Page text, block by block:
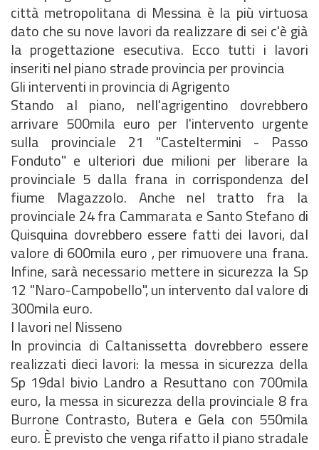
città metropolitana di Messina è la più virtuosa
dato che su nove lavori da realizzare di sei c'è già
la progettazione esecutiva. Ecco tutti i lavori
inseriti nel piano strade provincia per provincia
Gli interventi in provincia di Agrigento
Stando al piano, nell'agrigentino dovrebbero
arrivare 500mila euro per l'intervento urgente
sulla provinciale 21 "Casteltermini - Passo
Fonduto" e ulteriori due milioni per liberare la
provinciale 5 dalla frana in corrispondenza del
fiume Magazzolo. Anche nel tratto fra la
provinciale 24 fra Cammarata e Santo Stefano di
Quisquina dovrebbero essere fatti dei lavori, dal
valore di 600mila euro , per rimuovere una frana.
Infine, sarà necessario mettere in sicurezza la Sp
12 "Naro-Campobello", un intervento dal valore di
300mila euro.
I lavori nel Nisseno
In provincia di Caltanissetta dovrebbero essere
realizzati dieci lavori: la messa in sicurezza della
Sp 19dal bivio Landro a Resuttano con 700mila
euro, la messa in sicurezza della provinciale 8 fra
Burrone Contrasto, Butera e Gela con 550mila
euro. È previsto che venga rifatto il piano stradale